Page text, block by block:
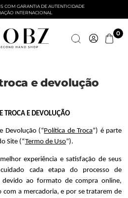
email ou cpf/cnpj
COM GARANTIA DE AUTENTICIDADE
INTERNACIONAL
0
e devolução
TROCA E DEVOLUÇÃO
Devolução (“Política de Troca”) é parte
Site (“Termo de Uso”).
experiência e satisfação de seus
cada etapa do processo de
devido ao formato de compra online,
a mercadoria, e por se tratarem de